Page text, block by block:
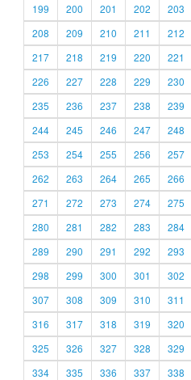
199
200 201 202 203
208
209 210 211 212
217
218 219 220 221
226
227 228 229 230
235
236 237 238 239
244
245 246 247 248
253
254 255 256 257
262
263 264 265 266
271
272 273 274 275
280
281 282 283 284
289
290 291 292 293
298
299 300 301 302
307
308 309 310 311
316
317 318 319 320
325
326 327 328 329
334
335 336 337 338